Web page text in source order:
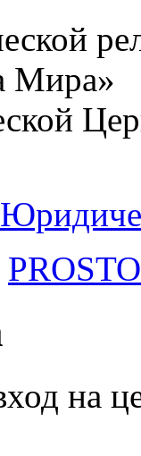
Мира»
на